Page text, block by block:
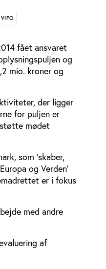
fået ansvaret
og
mio. kroner og
der ligger
for puljen er
mødet
som ’skaber,
og Verden’
er i fokus
med andre
af